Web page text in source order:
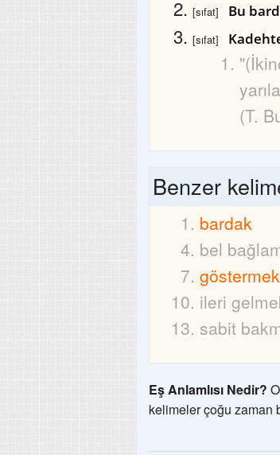
[sıfat] Bu
[sıfat]
(T.
Benzer
bardak
bel
göstermek
ileri
sabit
Eş Anlamlısı Nedir?
kelimeler çoğu zaman